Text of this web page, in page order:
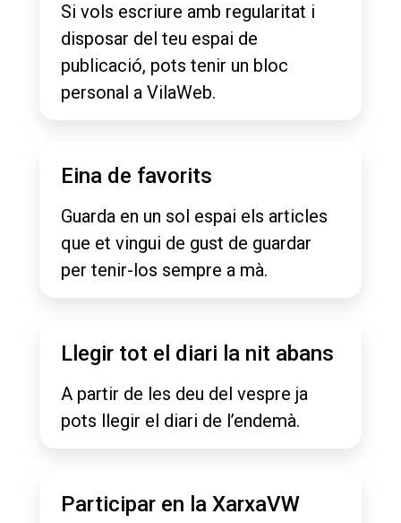
Si vols escriure amb regularitat i
disposar del teu espai de
publicació, pots tenir un bloc
personal a VilaWeb.
Eina de favorits
Guarda en un sol espai els articles
que et vingui de gust de guardar
per tenir-los sempre a mà.
Llegir tot el diari la nit abans
A partir de les deu del vespre ja
pots llegir el diari de l’endemà.
Participar en la XarxaVW